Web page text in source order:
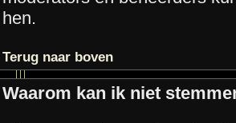
hen.
Terug naar boven
Waarom kan ik niet